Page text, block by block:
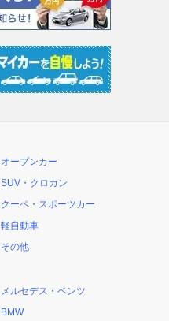
オープンカー
SUV・クロカン
クーペ・スポーツカー
軽自動車
その他
メルセデス・ベンツ
BMW